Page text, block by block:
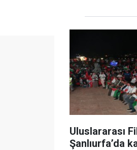
Uluslararası
Şanlıurfa’da